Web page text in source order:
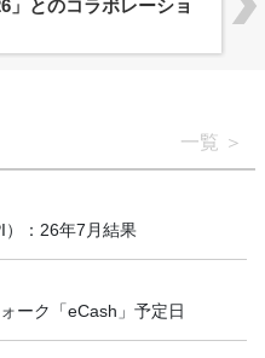
一覧
）：26年7月結果
ーク「eCash」予定日